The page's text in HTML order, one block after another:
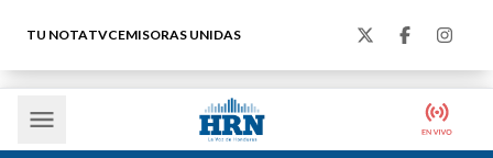
TU NOTATVCEMISORAS UNIDAS